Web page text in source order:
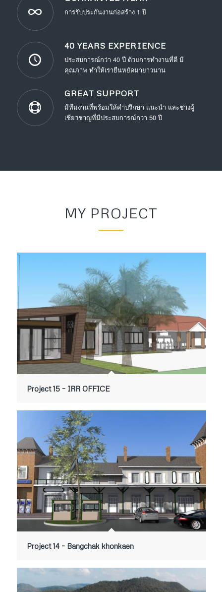
การรับประกันงานก่อสร้าง 1 ปี
40 YEARS EXPERIENCE
ประสบการณ์กว่า 40 ปี ด้วยการทำงานที่ดี มี
คุณภาพ ทำให้เรายืนหยัดมายาวนาน
GREAT SUPPORT
มีทีมงานที่พร้อมให้คำปรึกษา แนะนำ และช่างผู้
เชี่ยวชาญที่มีประสบการณ์กว่า 50 ปี
MY PROJECT
Project 15 – IRR OFFICE
Project 14 – Bangchak khonkaen